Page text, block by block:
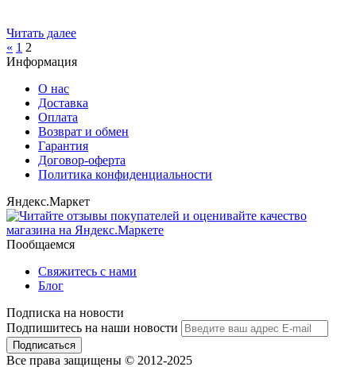
Читать далее
« 1 2
Информация
О нас
Доставка
Оплата
Возврат и обмен
Гарантия
Договор-оферта
Политика конфиденциальности
Яндекс.Маркет
Пообщаемся
Свяжитесь с нами
Блог
Подписка на новости
Подпишитесь на наши новости
Подписаться
Все права защищены © 2012-2025